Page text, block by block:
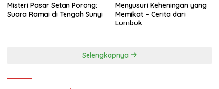
Misteri Pasar Setan Porong:
Suara Ramai di Tengah Sunyi
Menyusuri Keheningan yang
Memikat – Cerita dari
Lombok
Selengkapnya